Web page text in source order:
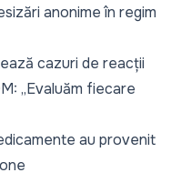
anonime în regim
cazuri de reacții
„Evaluăm fiecare
au provenit